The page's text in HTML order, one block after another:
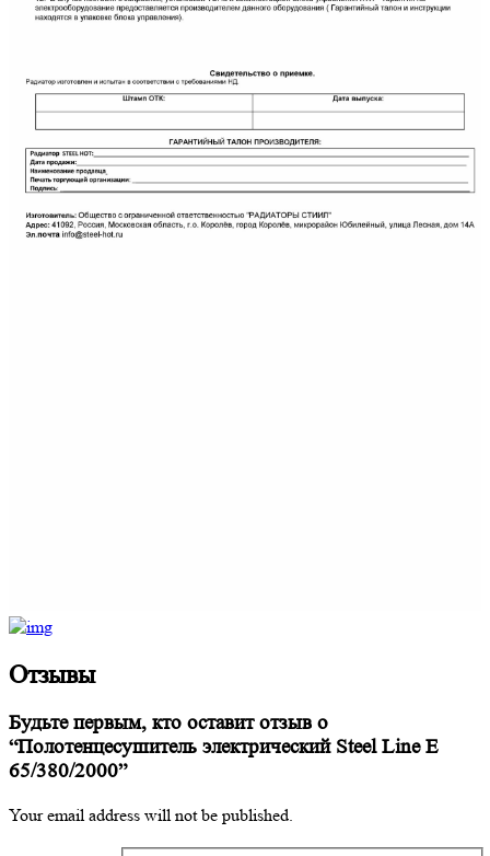
Отзывы
Будьте первым, кто оставит отзыв о
“Полотенцесушитель электрический Steel Line E
65/380/2000”
Your email address will not be published.